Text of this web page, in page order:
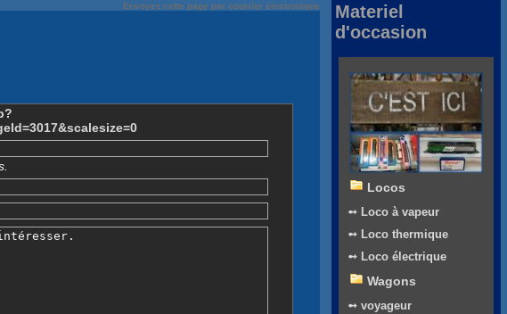
Envoyez cette page par courrier électronique
Materiel
d'occasion
Locos
➻ Loco à vapeur
➻ Loco thermique
➻ Loco électrique
Wagons
➻ voyageur